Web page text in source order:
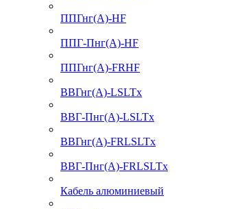
ППГнг(А)-HF
ППГ-Пнг(А)-HF
ППГнг(А)-FRHF
ВВГнг(А)-LSLTx
ВВГ-Пнг(А)-LSLTx
ВВГнг(А)-FRLSLTx
ВВГ-Пнг(А)-FRLSLTx
Кабель алюминиевый